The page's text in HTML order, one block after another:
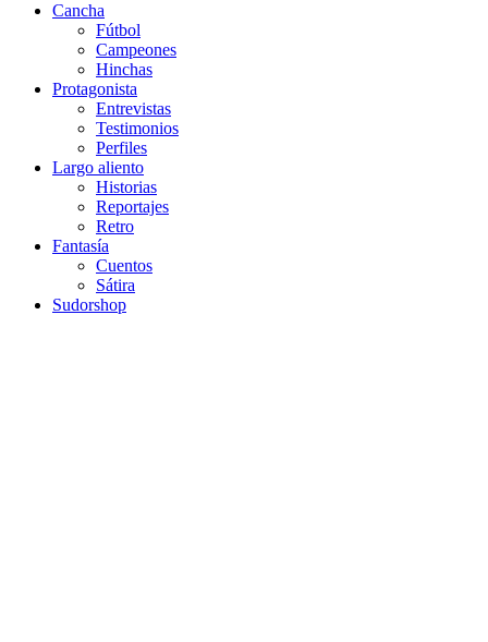
Cancha
Fútbol
Campeones
Hinchas
Protagonista
Entrevistas
Testimonios
Perfiles
Largo aliento
Historias
Reportajes
Retro
Fantasía
Cuentos
Sátira
Sudorshop